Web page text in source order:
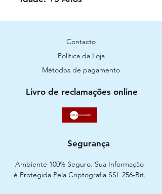
Contacto
Política da Loja
Métodos de pagamento
Livro de reclamações online
Segurança
Ambiente 100% Seguro. Sua Informação
é Protegida Pela Criptografia SSL 256-Bit.